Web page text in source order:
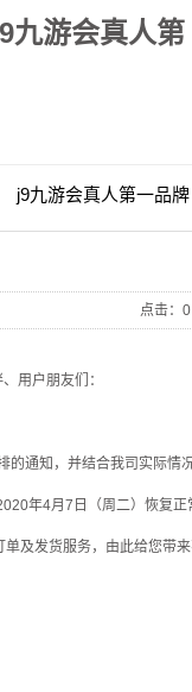
九游会真人第
j9九游会真人第一品牌
点击： 0
用户朋友们：
的通知，并结合我司实际情
年4月7日（周二）恢复正
及发货服务，由此给您带